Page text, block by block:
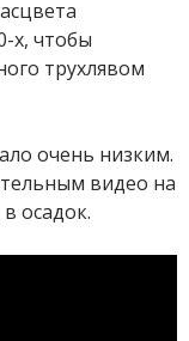
х, чтобы
трухлявом
очень низким.
видео на
осадок.